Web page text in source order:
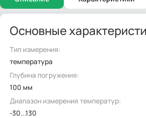
Основные
Тип измерения:
температура
Глубина погружения:
100 мм
Диапазон измерения температур:
-30...130